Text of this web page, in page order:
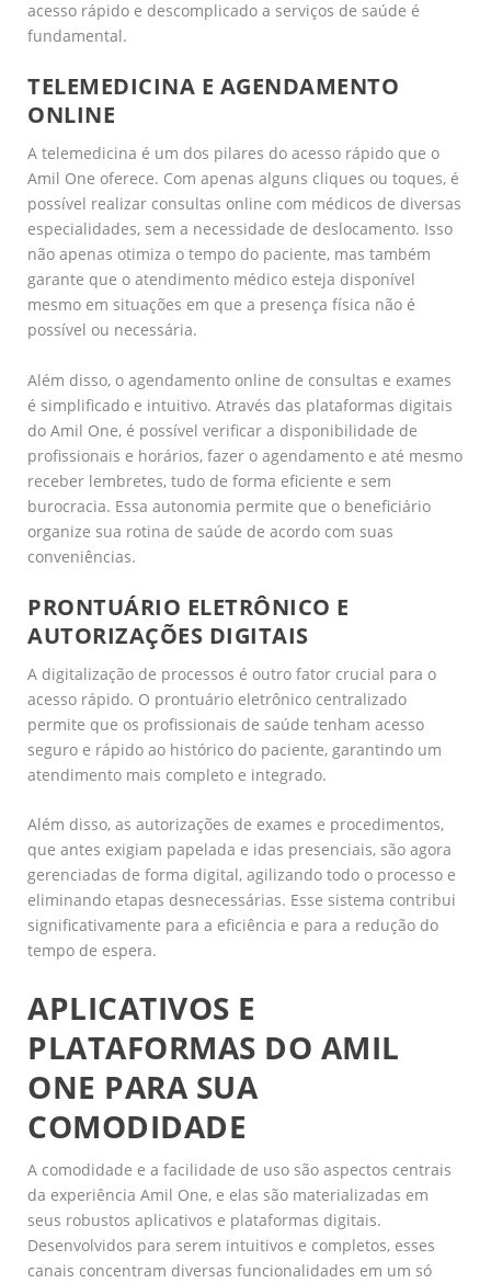
acesso rápido e descomplicado a serviços de saúde é
fundamental.
TELEMEDICINA E AGENDAMENTO
ONLINE
A telemedicina é um dos pilares do acesso rápido que o
Amil One oferece. Com apenas alguns cliques ou toques, é
possível realizar consultas online com médicos de diversas
especialidades, sem a necessidade de deslocamento. Isso
não apenas otimiza o tempo do paciente, mas também
garante que o atendimento médico esteja disponível
mesmo em situações em que a presença física não é
possível ou necessária.
Além disso, o agendamento online de consultas e exames
é simplificado e intuitivo. Através das plataformas digitais
do Amil One, é possível verificar a disponibilidade de
profissionais e horários, fazer o agendamento e até mesmo
receber lembretes, tudo de forma eficiente e sem
burocracia. Essa autonomia permite que o beneficiário
organize sua rotina de saúde de acordo com suas
conveniências.
PRONTUÁRIO ELETRÔNICO E
AUTORIZAÇÕES DIGITAIS
A digitalização de processos é outro fator crucial para o
acesso rápido. O prontuário eletrônico centralizado
permite que os profissionais de saúde tenham acesso
seguro e rápido ao histórico do paciente, garantindo um
atendimento mais completo e integrado.
Além disso, as autorizações de exames e procedimentos,
que antes exigiam papelada e idas presenciais, são agora
gerenciadas de forma digital, agilizando todo o processo e
eliminando etapas desnecessárias. Esse sistema contribui
significativamente para a eficiência e para a redução do
tempo de espera.
APLICATIVOS E
PLATAFORMAS DO AMIL
ONE PARA SUA
COMODIDADE
A comodidade e a facilidade de uso são aspectos centrais
da experiência Amil One, e elas são materializadas em
seus robustos aplicativos e plataformas digitais.
Desenvolvidos para serem intuitivos e completos, esses
canais concentram diversas funcionalidades em um só